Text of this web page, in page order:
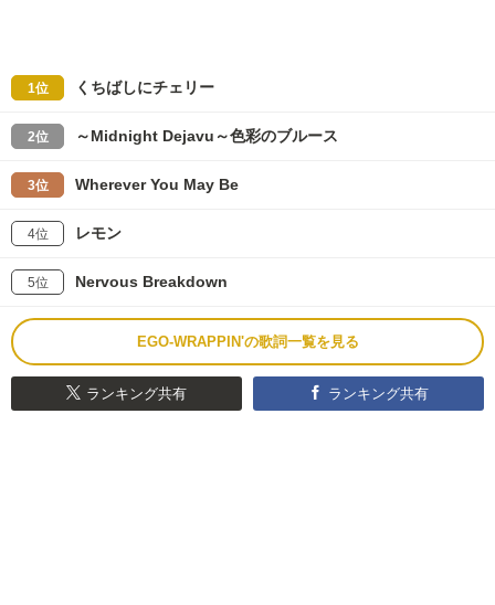
1位 くちばしにチェリー
2位 ～Midnight Dejavu～色彩のブルース
3位 Wherever You May Be
4位 レモン
5位 Nervous Breakdown
EGO-WRAPPIN'の歌詞一覧を見る
ランキング共有 ランキング共有